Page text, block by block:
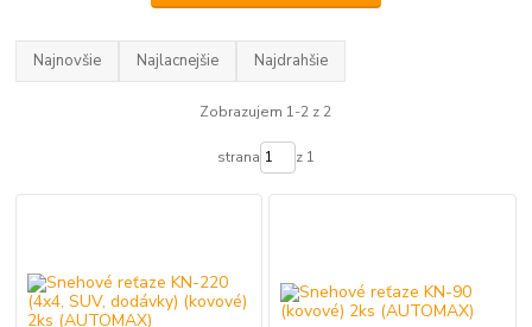
Najnovšie Najlacnejšie Najdrahšie
Zobrazujem 1-2 z 2
strana z 1